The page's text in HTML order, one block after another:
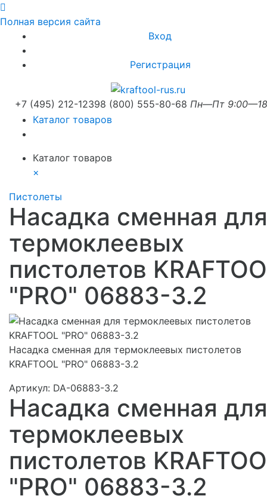
Полная версия сайта
Вход
Регистрация
+7 (495) 212-12398 (800) 555-80-68 Пн—Пт
Каталог товаров
Каталог товаров
×
Пистолеты
Насадка сменная для
термоклеевых
пистолетов
"PRO" 06883-3.2
Насадка сменная для термоклеевых пистолетов
KRAFTOOL "PRO" 06883-3.2
Артикул: DA-06883-3.2
Насадка сменная для
термоклеевых
пистолетов
"PRO" 06883-3.2